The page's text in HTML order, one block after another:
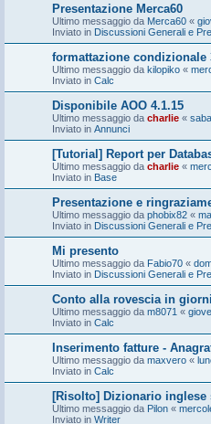
Presentazione Merca60
Ultimo messaggio da Merca60 «
Inviato in Discussioni Generali e
formattazione condizionale
Ultimo messaggio da kilopiko «
Inviato in Calc
Disponibile AOO 4.1.15
Ultimo messaggio da charlie «
Inviato in Annunci
[Tutorial] Report per
Ultimo messaggio da charlie «
Inviato in Base
Presentazione e
Ultimo messaggio da phobix82 «
Inviato in Discussioni Generali e
Mi presento
Ultimo messaggio da Fabio70 «
Inviato in Discussioni Generali e
Conto alla rovescia in
Ultimo messaggio da m8071 «
Inviato in Calc
Inserimento fatture -
Ultimo messaggio da maxvero «
Inviato in Calc
[Risolto] Dizionario inglese
Ultimo messaggio da Pilon «
Inviato in Writer